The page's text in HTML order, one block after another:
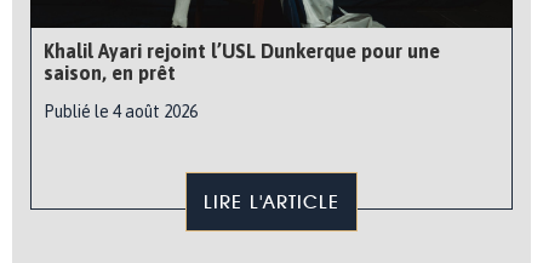
Khalil Ayari rejoint l’USL Dunkerque pour une
saison, en prêt
Publié le 4 août 2026
LIRE L'ARTICLE